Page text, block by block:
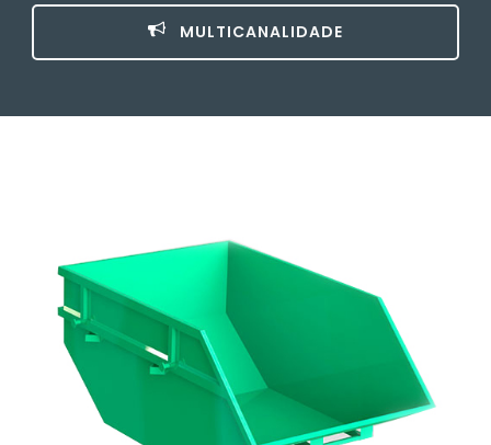
MULTICANALIDADE